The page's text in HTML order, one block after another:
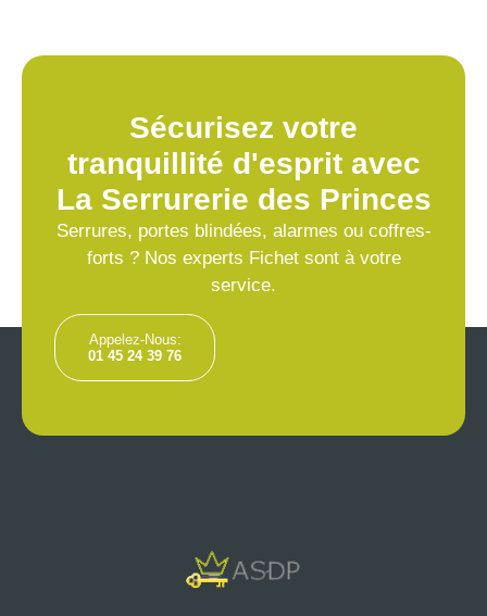
Sécurisez votre
tranquillité d'esprit avec
La Serrurerie des Princes
Serrures, portes blindées, alarmes ou coffres-
forts ? Nos experts Fichet sont à votre
service.
Appelez-Nous:
01 45 24 39 76